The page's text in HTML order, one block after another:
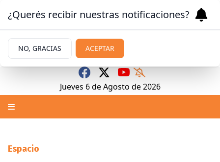
Jueves 6 de Agosto de 2026
Espacio
¿Querés recibir nuestras notificaciones?
NO, GRACIAS ACEPTAR